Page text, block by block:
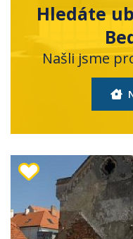
Hledáte
Našli jsme